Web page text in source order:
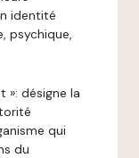
identité
psychique,
»: désigne la
qui
du